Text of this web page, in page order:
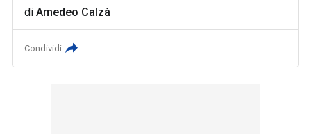
diAmedeo Calzà
Condividi